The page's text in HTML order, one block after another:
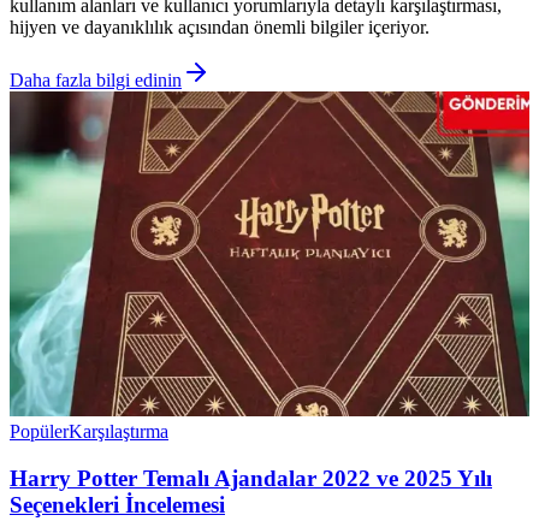
kullanım alanları ve kullanıcı yorumlarıyla detaylı karşılaştırması,
hijyen ve dayanıklılık açısından önemli bilgiler içeriyor.
Daha fazla bilgi edinin
PopülerKarşılaştırma
Harry Potter Temalı Ajandalar 2022 ve 2025 Yılı
Seçenekleri İncelemesi